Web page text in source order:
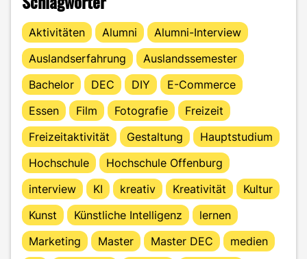
Aktivitäten Alumni
Alumni-Interview
Auslandserfahrung
Auslandssemester
Bachelor
DEC DIY
E-Commerce
Essen
Film Fotografie
Freizeit
Freizeitaktivität
Gestaltung
Hauptstudium
Hochschule
Hochschule Offenburg
interview
KI kreativ Kreativität
Kultur
Kunst
Künstliche Intelligenz
lernen
Marketing
Master Master DEC
medien